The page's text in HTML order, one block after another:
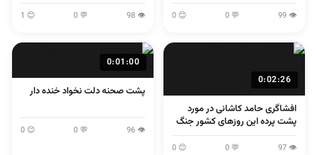
👁 99
💬 0
😊 0
👁 98
💬 0
😊 1
0:02:26
افشاگری حامد کاشانی در مورد
پشت پرده این روزهای کشور جنگ
👁 97
💬 0
😊 0
0:01:00
پشت صحنه دلت نخواد خنده دار
👁 96
💬 0
😊 0